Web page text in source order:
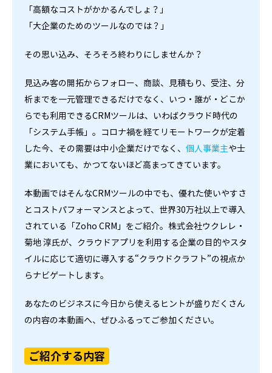
「高額なコストがかかるんでしょ？」
「大企業のためのツールなのでは？」
その思い込み、そろそろ終わりにしませんか？
見込み客の開拓からフォロー、商談、見積もり、受注、分
析までを一元管理できるだけでなく、いつ・誰が・どこか
らでも利用できるCRMツールは、いわばクラウド時代の
「システム手帳」。コロナ禍を経てリモートワークが定着
した今、その需要は中小企業だけでなく、 個人事業主や士
業においても、かつてないほど高まってきています。
本動画ではそんなCRMツールの中でも、優れた使いやすさ
とコストパフォーマンスとよって、世界30万社以上で導入
されている「Zoho CRM」をご紹介。株式会社ウクレレ・
菊地 淳氏が、クラウドアプリを利用する企業の目的やスタ
イルに応じて適切に導入する“クラウドクラフト”の視点か
らナビゲートします。
あなたのビジネスに今日から使えるヒントが盛りだくさん
の内容の本動画へ、ぜひふるってご参加ください。
ご紹介する内容